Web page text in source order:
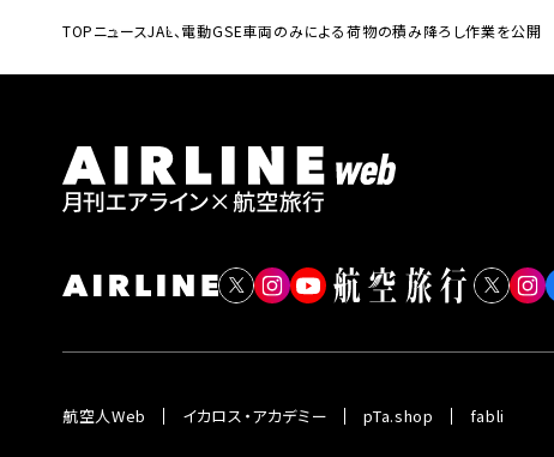
TOPニュースJAL、電動GSE車両のみによる荷物の積み降ろし作業を公開
航空人Web イカロス・アカデミー pTa.shop fabli